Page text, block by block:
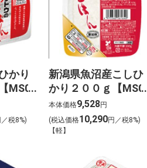
かり
MS03
／税8%)
新潟県魚沼産こしひ
かり２００ｇ【MS04
web用】
本体価格9,528円
(税込価格10,290円／税8%)
【軽】